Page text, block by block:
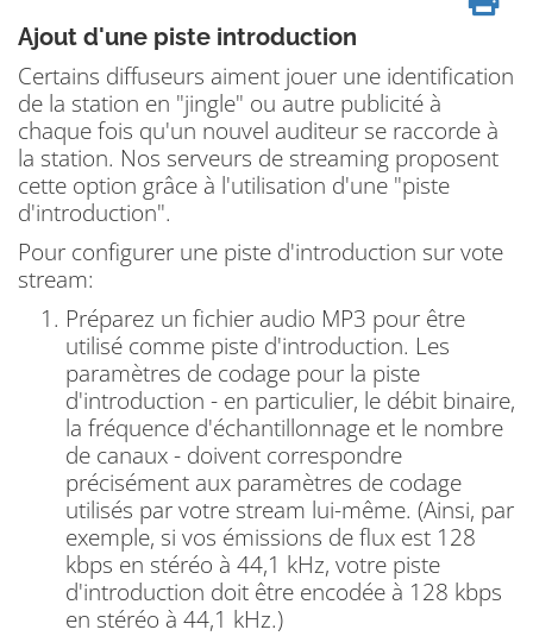
Ajout d'une piste introduction
Certains diffuseurs aiment jouer une identification
de la station en "jingle" ou autre publicité à
chaque fois qu'un nouvel auditeur se raccorde à
la station. Nos serveurs de streaming proposent
cette option grâce à l'utilisation d'une "piste
d'introduction".
Pour configurer une piste d'introduction sur vote
stream:
Préparez un fichier audio MP3 pour être
utilisé comme piste d'introduction. Les
paramètres de codage pour la piste
d'introduction - en particulier, le débit binaire,
la fréquence d'échantillonnage et le nombre
de canaux - doivent correspondre
précisément aux paramètres de codage
utilisés par votre stream lui-même. (Ainsi, par
exemple, si vos émissions de flux est 128
kbps en stéréo à 44,1 kHz, votre piste
d'introduction doit être encodée à 128 kbps
en stéréo à 44,1 kHz.)